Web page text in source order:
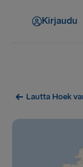
Kirjaudu
Lautta Hoek